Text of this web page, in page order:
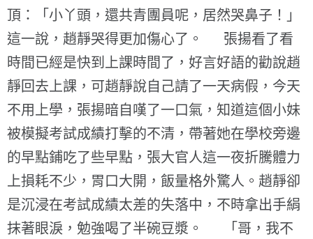
頂：「小丫頭，還共青團員呢，居然哭鼻子！」
這一說，趙靜哭得更加傷心了。 張揚看了看
時間已經是快到上課時間了，好言好語的勸說趙
靜回去上課，可趙靜說自己請了一天病假，今天
不用上學，張揚暗自嘆了一口氣，知道這個小妹
被模擬考試成績打擊的不清，帶著她在學校旁邊
的早點鋪吃了些早點，張大官人這一夜折騰體力
上損耗不少，胃口大開，飯量格外驚人。趙靜卻
是沉浸在考試成績太差的失落中，不時拿出手絹
抹著眼淚，勉強喝了半碗豆漿。 「哥，我不